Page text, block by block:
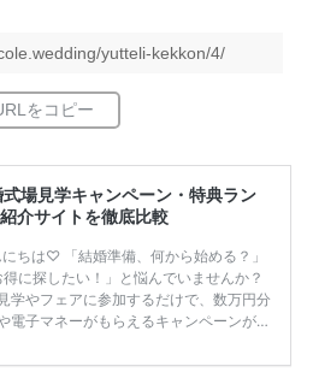
yutteli-kekkon/4/
場見学キャンペーン・特典ラン
介サイトを徹底比較
ちは♡ 「結婚準備、何から始める？」
得に探したい！」と悩んでいませんか？
学やフェアに参加するだけで、数万円分
電子マネーがもらえるキャンペーンがあ
ずに選ぶと損をしてしまうことも……。